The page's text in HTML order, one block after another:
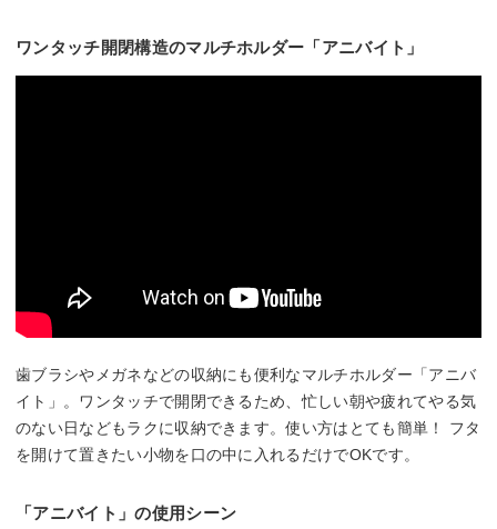
ワンタッチ開閉構造のマルチホルダー「アニバイト」
歯ブラシやメガネなどの収納にも便利なマルチホルダー「アニバ
イト」。ワンタッチで開閉できるため、忙しい朝や疲れてやる気
のない日などもラクに収納できます。使い方はとても簡単！ フタ
を開けて置きたい小物を口の中に入れるだけでOKです。
「アニバイト」の使用シーン